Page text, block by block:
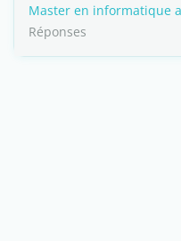
Master en informatique
Réponses